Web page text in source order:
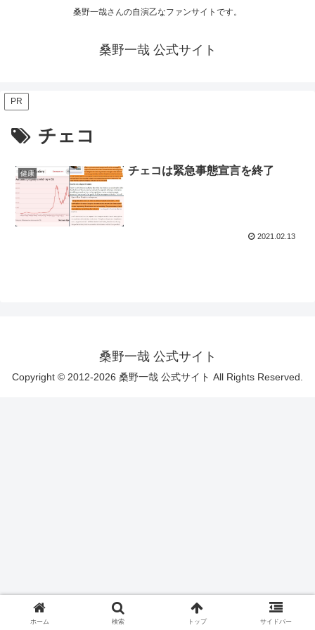
桑野一哉さんの自演乙なファンサイトです。
桑野一哉 公式サイト
PR
チェコ
健康 チェコは緊急事態宣言を終了
2021.02.13
桑野一哉 公式サイト
Copyright © 2012-2026 桑野一哉 公式サイト All Rights Reserved.
ホーム 検索 トップ サイドバー